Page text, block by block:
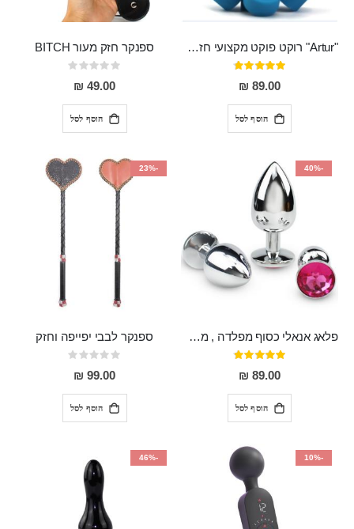
"Artur" רוקט פוקט מקצועי חזק במיוחד
דירוג:
95%
89.00 ₪
הוסף לסל
ספנקר חזק מעור BITCH
Rating:
0%
49.00 ₪
הוסף לסל
-40%
פלאג אנאלי כסוף מפלדה , מתאים ללבישה מתחת לבגדים, בגודל 7.3 על 2.8 ס"מ
דירוג:
97%
89.00 ₪
הוסף לסל
-23%
ספנקר לבבי יפייפה וחזק
Rating:
0%
99.00 ₪
הוסף לסל
-10%
-46%